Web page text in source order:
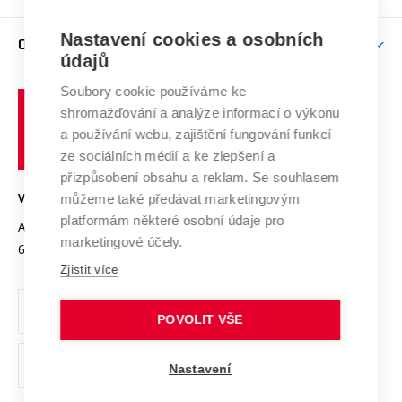
E-přihláška
Závěrečné práce
Doktorské studium
Studium bez bariér
Podpora podnikání
Mezinárodní vědecká rada
Systém zajišťování kvality výzkumu
Výzkumné infrastruktury
Transfer znalostí
Open Science
Projekty
Projekty ze strukturálních fondů
Specifický výzkum
Zahraniční spolupráce
Spolupráce se školami
Služby univerzity
Mezinárodní dohody
Univerzitní sítě
O UNIVERZITĚ
Profil univerzity
Udržitelná univerzita
Podnikavá univerzita / ContriBUTe
Bezpečná univerzita
Vyznamenání
Organizační struktura
Ochrana osobních údajů
odkaz)
učení
technické
VYSOKÉ UČENÍ TECHNICKÉ V BRNĚ
Antonínská 548/1
602 00 Brno
www.vut.cz
vut@vutbr.cz
Nastavení cookies a osobních
údajů
Soubory cookie používáme ke
shromažďování a analýze informací o výkonu
a používání webu, zajištění fungování funkcí
ze sociálních médií a ke zlepšení a
přizpůsobení obsahu a reklam. Se souhlasem
můžeme také předávat marketingovým
platformám některé osobní údaje pro
marketingové účely.
Zjistit více
POVOLIT VŠE
Nastavení